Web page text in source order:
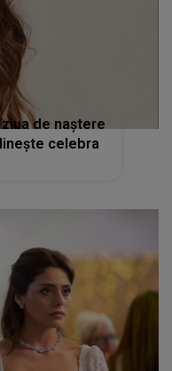
de naștere
celebra